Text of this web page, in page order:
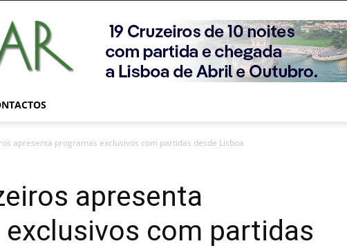
apresenta programas exclusivos com partidas desde Lisboa
apresenta
com partidas